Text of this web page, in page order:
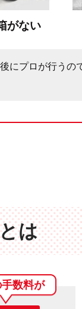
がない
にプロが行うの
とは
数料が